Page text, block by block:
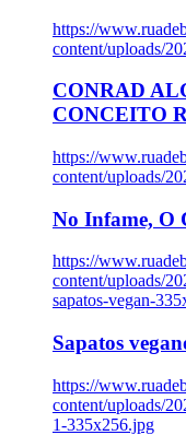
https://
content/uploads/
CONRAD
CONCEITO
https://
content/uploads/
No Infame, O
https://
content/uploads/
sapatos-vegan-
Sapatos
https://
content/uploads/
1-335x256.jpg